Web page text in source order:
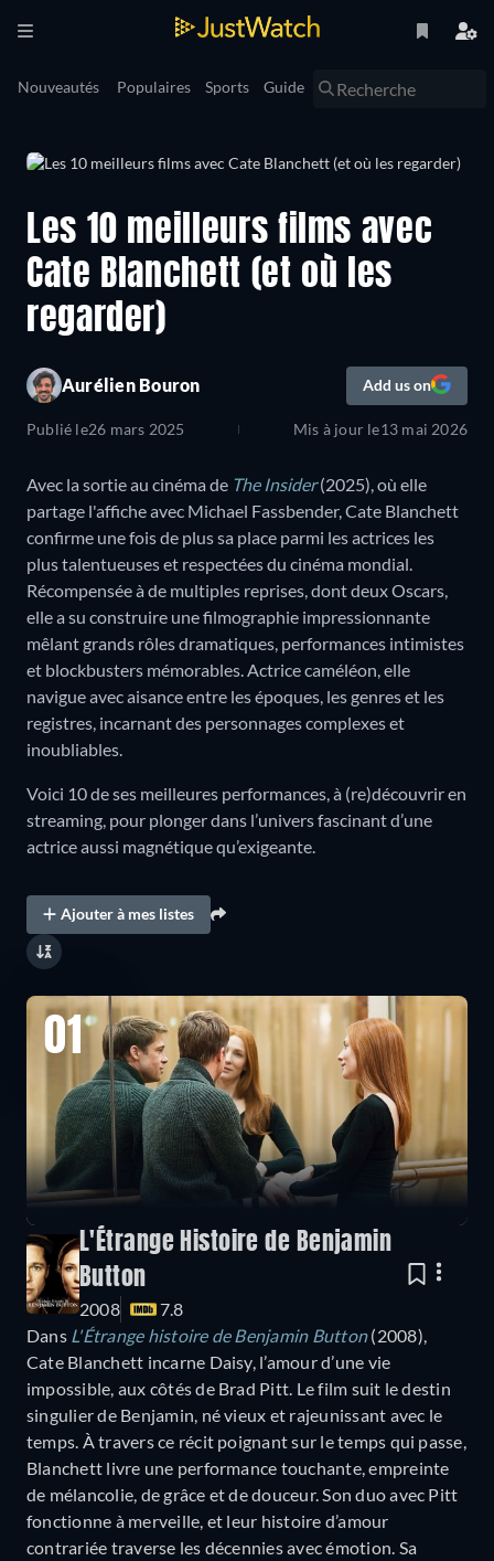
Nouveautés Populaires Sports Guide
Les 10 meilleurs films avec
Cate Blanchett (et où les
regarder)
Aurélien Bouron Add us on
Publié le26 mars 2025 Mis à jour le13 mai 2026
Avec la sortie au cinéma de The Insider(2025), où elle
partage l'affiche avec Michael Fassbender, Cate Blanchett
confirme une fois de plus sa place parmi les actrices les
plus talentueuses et respectées du cinéma mondial.
Récompensée à de multiples reprises, dont deux Oscars,
elle a su construire une filmographie impressionnante
mêlant grands rôles dramatiques, performances intimistes
et blockbusters mémorables. Actrice caméléon, elle
navigue avec aisance entre les époques, les genres et les
registres, incarnant des personnages complexes et
inoubliables.
Voici 10 de ses meilleures performances, à (re)découvrir en
streaming, pour plonger dans l’univers fascinant d’une
actrice aussi magnétique qu’exigeante.
Ajouter à mes listes
01
L'Étrange Histoire de Benjamin
Button
2008
7.8
Dans L'Étrange histoire de Benjamin Button(2008),
Cate Blanchett incarne Daisy, l’amour d’une vie
impossible, aux côtés de Brad Pitt. Le film suit le destin
singulier de Benjamin, né vieux et rajeunissant avec le
temps. À travers ce récit poignant sur le temps qui passe,
Blanchett livre une performance touchante, empreinte
de mélancolie, de grâce et de douceur. Son duo avec Pitt
fonctionne à merveille, et leur histoire d’amour
contrariée traverse les décennies avec émotion. Sa